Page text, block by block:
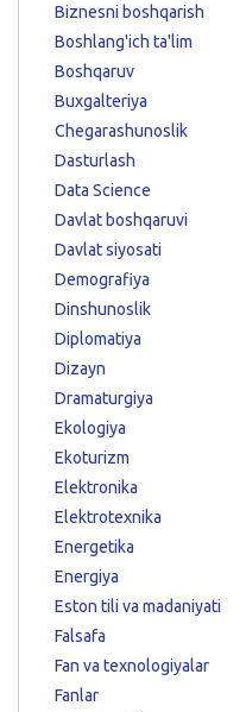
Biznesni boshqarish
Boshlang'ich ta'lim
Boshqaruv
Buxgalteriya
Chegarashunoslik
Dasturlash
Data Science
Davlat boshqaruvi
Davlat siyosati
Demografiya
Dinshunoslik
Diplomatiya
Dizayn
Dramaturgiya
Ekologiya
Ekoturizm
Elektronika
Elektrotexnika
Energetika
Energiya
Eston tili va madaniyati
Falsafa
Fan va texnologiyalar
Fanlar